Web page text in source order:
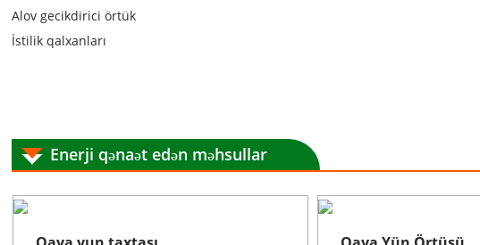
Alov gecikdirici örtük
İstilik qalxanları
Enerji qənaət edən məhsullar